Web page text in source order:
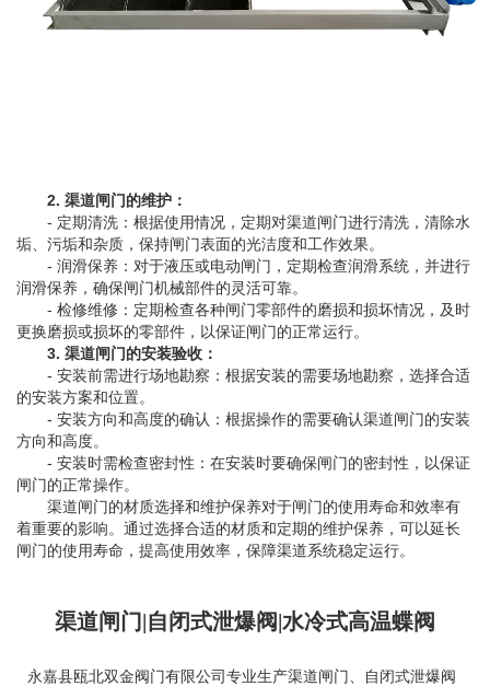
2. 渠道闸门的维护：
- 定期清洗：根据使用情况，定期对渠道闸门进行清洗，清除水
垢、污垢和杂质，保持闸门表面的光洁度和工作效果。
- 润滑保养：对于液压或电动闸门，定期检查润滑系统，并进行
润滑保养，确保闸门机械部件的灵活可靠。
- 检修维修：定期检查各种闸门零部件的磨损和损坏情况，及时
更换磨损或损坏的零部件，以保证闸门的正常运行。
3. 渠道闸门的安装验收：
- 安装前需进行场地勘察：根据安装的需要场地勘察，选择合适
的安装方案和位置。
- 安装方向和高度的确认：根据操作的需要确认渠道闸门的安装
方向和高度。
- 安装时需检查密封性：在安装时要确保闸门的密封性，以保证
闸门的正常操作。
渠道闸门的材质选择和维护保养对于闸门的使用寿命和效率有
着重要的影响。通过选择合适的材质和定期的维护保养，可以延长
闸门的使用寿命，提高使用效率，保障渠道系统稳定运行。
渠道闸门|自闭式泄爆阀|水冷式高温蝶阀
永嘉县瓯北双金阀门有限公司专业生产渠道闸门
自闭式泄爆阀